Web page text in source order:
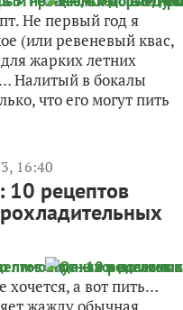
Не первый год я
(или ревеневый квас,
жарких летних
Налитый в бокалы
что его могут пить
16:40
10 рецептов
хочется, а вот пить…
жажду обычная